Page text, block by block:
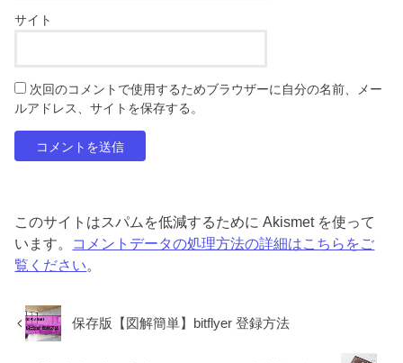
サイト
次回のコメントで使用するためブラウザーに自分の名前、メー
ルアドレス、サイトを保存する。
このサイトはスパムを低減するために Akismet を使って
います。 コメントデータの処理方法の詳細はこちらをご
覧ください。
保存版【図解簡単】bitflyer 登録方法